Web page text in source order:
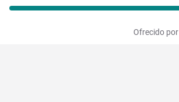
Ofrecido por